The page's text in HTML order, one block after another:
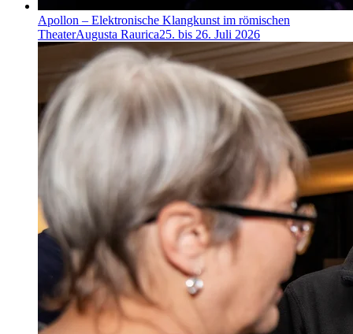
Apollon – Elektronische Klangkunst im römischen
TheaterAugusta Raurica25. bis 26. Juli 2026